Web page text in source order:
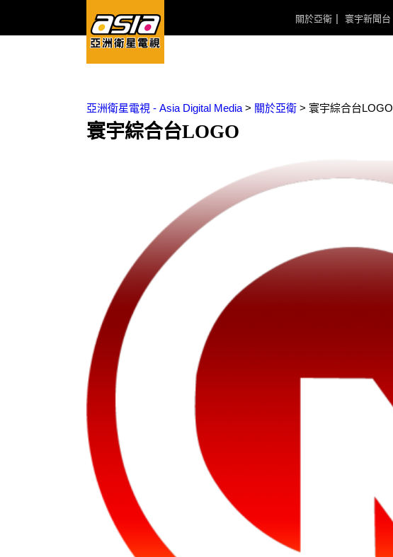
關於亞衛 寰宇新聞台
亞洲衛星電視 - Asia Digital Media > 關於亞衛 > 寰宇綜合台LOGO
寰宇綜合台LOGO